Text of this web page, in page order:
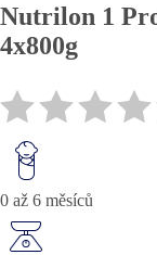
Nutrilon 1
4x800g
0 až 6 měsíců